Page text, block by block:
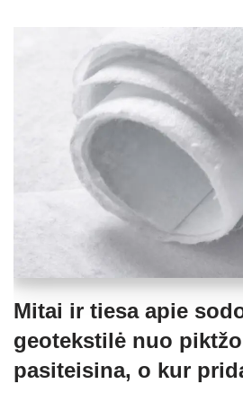
Mitai ir tiesa apie
geotekstilė nuo
pasiteisina, o kur